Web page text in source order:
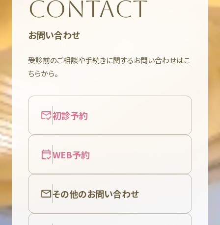
CONTACT
お問い合わせ
受診前のご相談や手続きに関するお問い合わせはこ
ちらから。
初診予約
WEB予約
その他のお問い合わせ